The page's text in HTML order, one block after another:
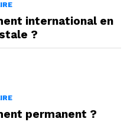
international en
?
permanent ?